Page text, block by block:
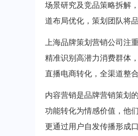
场景研究及竞品策略拆解
道布局优化，策划团队将
上海品牌策划营销公司注
精准识别高潜力消费群体
直播电商转化，全渠道整
内容营销是品牌营销策划
功能转化为情感价值，他
更通过用户自发传播形成